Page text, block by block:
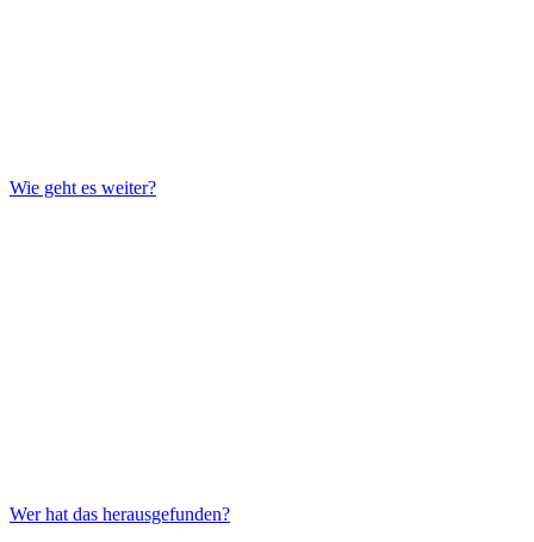
Wie geht es weiter?
Wer hat das herausgefunden?